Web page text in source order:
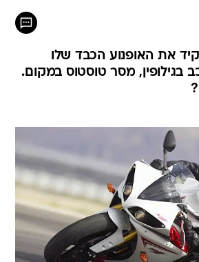
את האופנוע הכבד שלו
בגילופין, מסר טוסטוס במקום.